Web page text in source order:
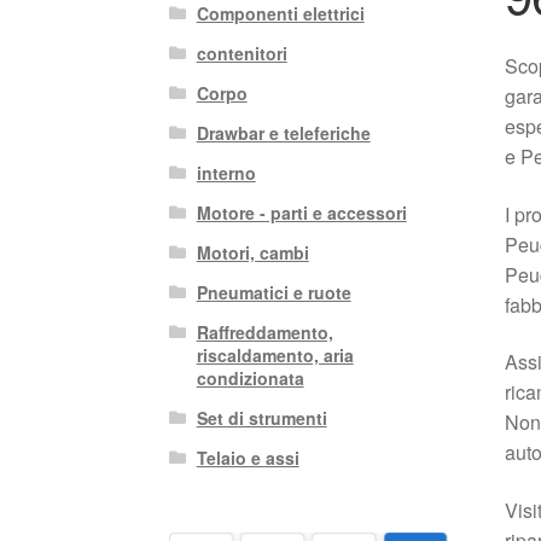
e
I
Componenti elettrici
contenitori
Corpo
Drawbar e teleferiche
interno
Motore - parti e accessori
Motori, cambi
Pneumatici e ruote
Raffreddamento,
riscaldamento, aria
condizionata
Set di strumenti
Telaio e assi